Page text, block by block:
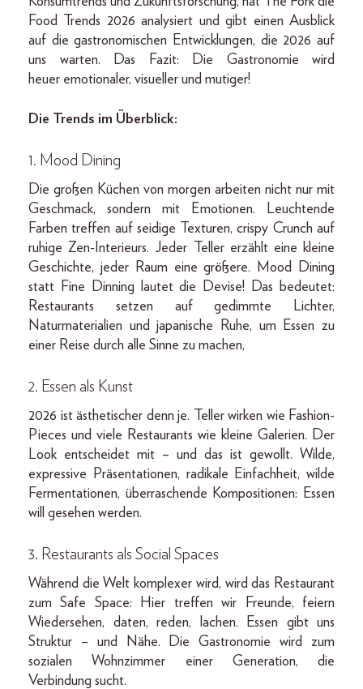
Food Trends 2026 analysiert und gibt einen Ausblick
auf die gastronomischen Entwicklungen, die 2026 auf
uns warten. Das Fazit: Die Gastronomie wird
heuer emotionaler, visueller und mutiger!
Die Trends im Überblick:
1. Mood Dining
Die großen Küchen von morgen arbeiten nicht nur mit
Geschmack, sondern mit Emotionen. Leuchtende
Farben treffen auf seidige Texturen, crispy Crunch auf
ruhige Zen-Interieurs. Jeder Teller erzählt eine kleine
Geschichte, jeder Raum eine größere. Mood Dining
statt Fine Dinning lautet die Devise! Das bedeutet:
Restaurants setzen auf gedimmte Lichter,
Naturmaterialien und japanische Ruhe, um Essen zu
einer Reise durch alle Sinne zu machen,
2. Essen als Kunst
2026 ist ästhetischer denn je. Teller wirken wie Fashion-
Pieces und viele Restaurants wie kleine Galerien. Der
Look entscheidet mit – und das ist gewollt. Wilde,
expressive Präsentationen, radikale Einfachheit, wilde
Fermentationen, überraschende Kompositionen: Essen
will gesehen werden.
3. Restaurants als Social Spaces
Während die Welt komplexer wird, wird das Restaurant
zum Safe Space: Hier treffen wir Freunde, feiern
Wiedersehen, daten, reden, lachen. Essen gibt uns
Struktur – und Nähe. Die Gastronomie wird zum
sozialen Wohnzimmer einer Generation, die
Verbindung sucht.